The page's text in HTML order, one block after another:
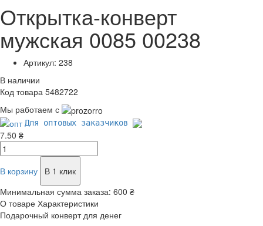
Открытка-конверт
мужская 0085 00238
Артикул: 238
В наличии
Код товара 5482722
Мы работаем с
Для оптовых заказчиков
7.50 ₴
В корзину
В 1 клик
Минимальная сумма заказа: 600 ₴
О товаре Характеристики
Подарочный конверт для денег